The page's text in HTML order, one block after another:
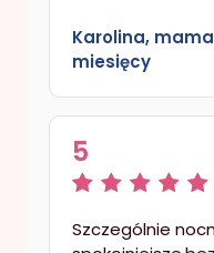
Karolina,
miesięcy
5
Szczególnie